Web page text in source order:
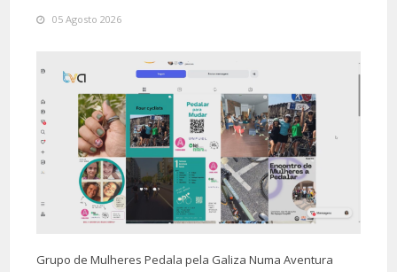
05 Agosto 2026
Grupo de Mulheres Pedala pela Galiza Numa Aventura